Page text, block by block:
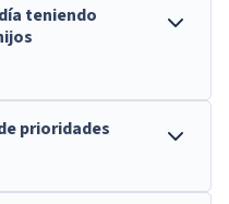
teniendo
prioridades